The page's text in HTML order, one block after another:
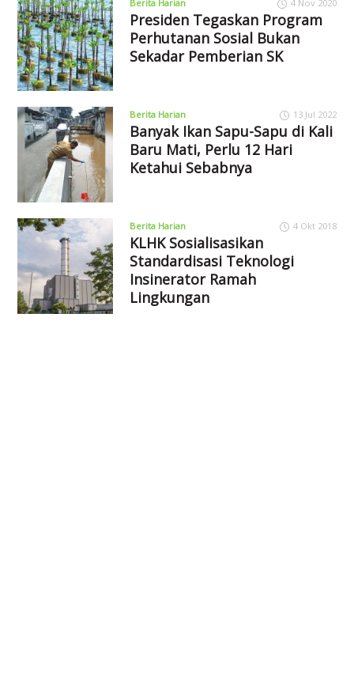
Berita Harian 4 Nov 2020
Presiden Tegaskan Program
Perhutanan Sosial Bukan
Sekadar Pemberian SK
Berita Harian 13 Jul 2022
Banyak Ikan Sapu-Sapu di Kali
Baru Mati, Perlu 12 Hari
Ketahui Sebabnya
Berita Harian 4 Okt 2018
KLHK Sosialisasikan
Standardisasi Teknologi
Insinerator Ramah
Lingkungan